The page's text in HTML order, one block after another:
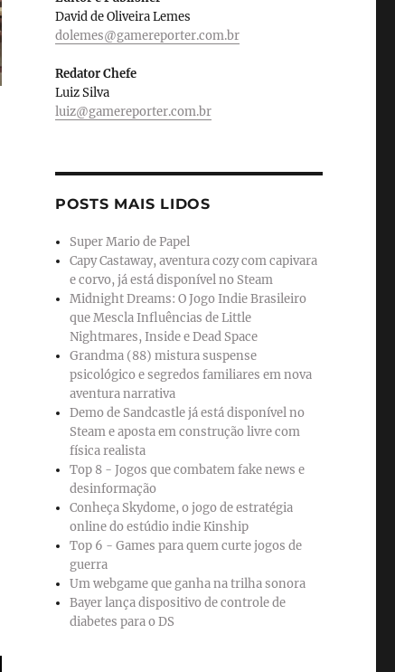
David de Oliveira Lemes
dolemes@gamereporter.com.br
Redator Chefe
Luiz Silva
luiz@gamereporter.com.br
POSTS MAIS LIDOS
Super Mario de Papel
Capy Castaway, aventura cozy com capivara
e corvo, já está disponível no Steam
Midnight Dreams: O Jogo Indie Brasileiro
que Mescla Influências de Little
Nightmares, Inside e Dead Space
Grandma (88) mistura suspense
psicológico e segredos familiares em nova
aventura narrativa
Demo de Sandcastle já está disponível no
Steam e aposta em construção livre com
física realista
Top 8 - Jogos que combatem fake news e
desinformação
Conheça Skydome, o jogo de estratégia
online do estúdio indie Kinship
Top 6 - Games para quem curte jogos de
guerra
Um webgame que ganha na trilha sonora
Bayer lança dispositivo de controle de
diabetes para o DS